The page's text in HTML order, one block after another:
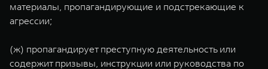
материалы, пропагандирующие и подстрекающие к
агрессии;
(ж) пропагандирует преступную деятельность или
содержит призывы, инструкции или руководства по